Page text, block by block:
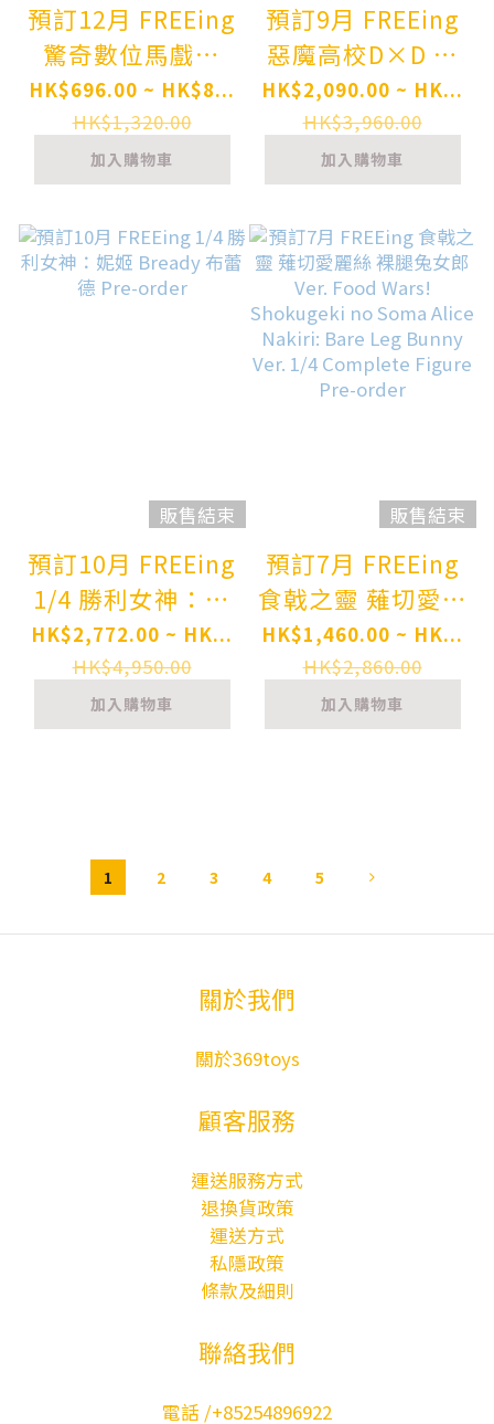
預訂12月 FREEing
驚奇數位馬戲團
figma 帕姆尼
SP176 figma The
Amazing Digital
Circus Pomni
Pre-order
HK$696.00 ~ HK$8...
HK$1,320.00
加入購物車
預訂9月 FREEing
惡魔高校D×D 莉
雅絲 吉蒙里 生足
兔女郎 High
School D x D
HERO Rias
Gremory: Bare
Leg Bunny Ver.
2nd 1/4
Complete Figure
Pre-order
HK$2,090.00 ~ HK...
HK$3,960.00
加入購物車
販售結束
預訂10月 FREEing
1/4 勝利女神：妮
姬 Bready 布蕾德
Pre-order
HK$2,772.00 ~ HK...
HK$4,950.00
加入購物車
販售結束
預訂7月 FREEing
食戟之靈 薙切愛麗
絲 裸腿兔女郎Ver.
Food Wars!
Shokugeki no
Soma Alice
Pre-order
HK$1,460.00 ~ HK...
HK$2,860.00
加入購物車
1 2 3 4 5
關於我們
關於369toys
顧客服務
運送服務方式
退換貨政策
運送方式
私隱政策
條款及細則
聯絡我們
電話 /+85254896922